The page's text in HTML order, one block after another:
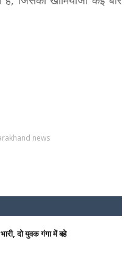
news
दो युवक गंगा में बहे